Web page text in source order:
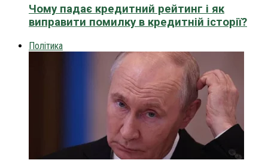
Чому падає кредитний рейтинг і як
виправити помилку в кредитній історії?
Політика